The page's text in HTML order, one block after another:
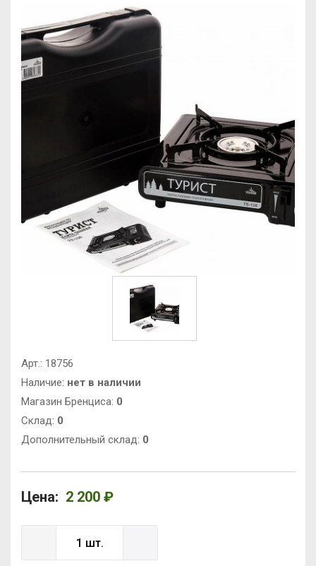
Арт.: 18756
Наличие: нет в наличии
Магазин Бренциса: 0
Cклад: 0
Дополнительный склад: 0
Цена: 2 200 ₽